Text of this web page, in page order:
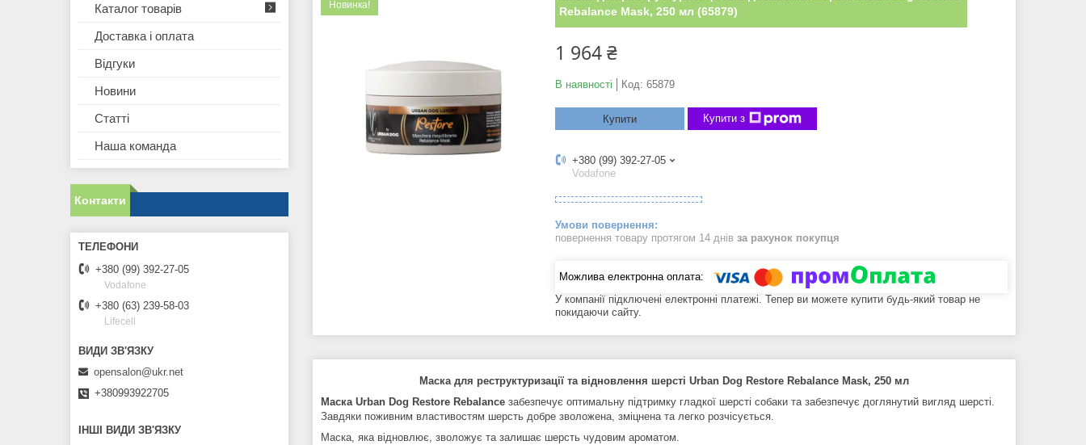
Новинка!
Rebalance Mask, 250 мл (65879)
1 964 ₴
В наявності Код: 65879
Купити Купити з
+380 (99) 392-27-05
Vodafone
повернення товару протягом 14 днів за рахунок покупця
У компанії підключені електронні платежі. Тепер ви можете купити будь-який товар не
покидаючи сайту.
Маска для реструктуризації та відновлення шерсті Urban Dog Restore Rebalance Mask, 250 мл
Маска Urban Dog Restore Rebalance забезпечує оптимальну підтримку гладкої шерсті собаки та забезпечує доглянутий вигляд шерсті.
Завдяки поживним властивостям шерсть добре зволожена, зміцнена та легко розчісується.
Маска, яка відновлює, зволожує та залишає шерсть чудовим ароматом.
Каталог товарів
Доставка і оплата
Відгуки
Новини
Статті
Наша команда
Контакти
+380 (99) 392-27-05
Vodafone
+380 (63) 239-58-03
Lifecell
opensalon@ukr.net
+380993922705
ІНШІ ВИДИ ЗВ'ЯЗКУ